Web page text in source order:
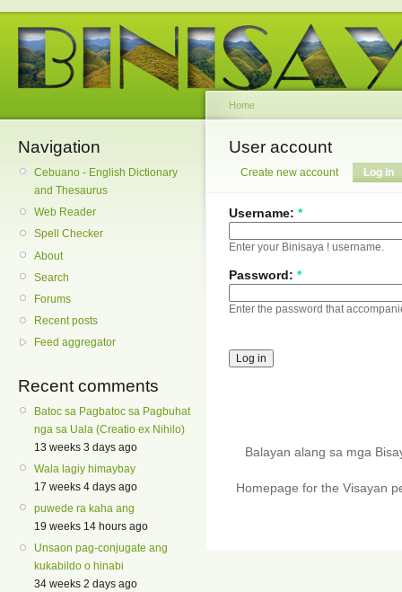
Navigation
Cebuano - English Dictionary
and Thesaurus
Web Reader
Spell Checker
About
Search
Forums
Recent posts
Feed aggregator
Recent comments
Batoc sa Pagbatoc sa Pagbuhat
nga sa Uala (Creatio ex Nihilo)
13 weeks 3 days ago
Wala lagiy himaybay
17 weeks 4 days ago
puwede ra kaha ang
19 weeks 14 hours ago
Unsaon pag-conjugate ang
kukabildo o hinabi
34 weeks 2 days ago
Home
User account
Create new account Log in
Username: *
Enter your Binisaya ! username.
Password: *
Enter the password that
Balayan alang sa mga
Homepage for the Visayan